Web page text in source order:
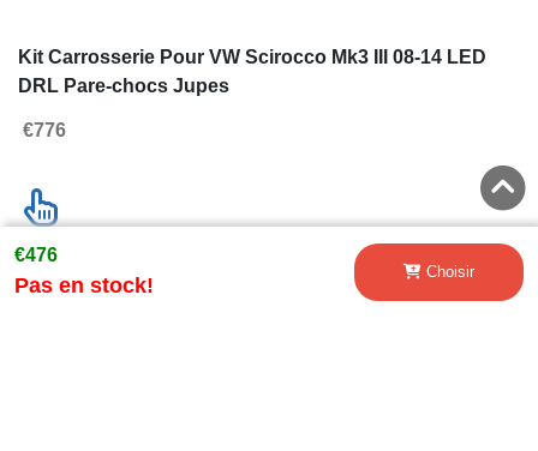
Kit Carrosserie Pour VW Scirocco Mk3 III 08-14 LED
€476
Pas en stock!
Choisir